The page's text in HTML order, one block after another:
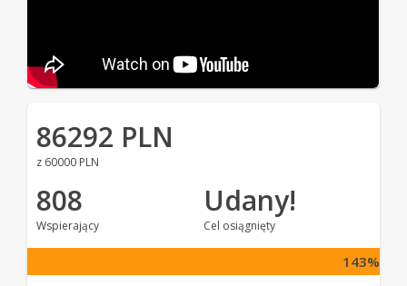
86292 PLN
z 60000 PLN
808
Wspierający
Udany!
Cel osiągnięty
143%